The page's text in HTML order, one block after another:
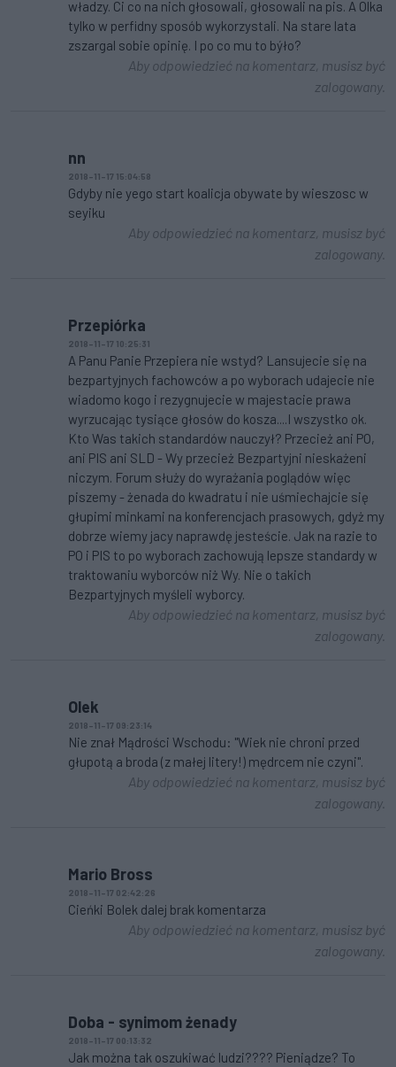
władzy. Ci co na nich głosowali, głosowali na pis. A Olka
tylko w perfidny sposób wykorzystali. Na stare lata
zszargal sobie opinię. I po co mu to býło?
Aby odpowiedzieć na komentarz, musisz być
zalogowany.
nn
2018-11-17 15:04:58
Gdyby nie yego start koalicja obywate by wieszosc w
seyiku
Aby odpowiedzieć na komentarz, musisz być
zalogowany.
Przepiórka
2018-11-17 10:25:31
A Panu Panie Przepiera nie wstyd? Lansujecie się na
bezpartyjnych fachowców a po wyborach udajecie nie
wiadomo kogo i rezygnujecie w majestacie prawa
wyrzucając tysiące głosów do kosza....I wszystko ok.
Kto Was takich standardów nauczył? Przecież ani PO,
ani PIS ani SLD - Wy przecież Bezpartyjni nieskażeni
niczym. Forum służy do wyrażania poglądów więc
piszemy - żenada do kwadratu i nie uśmiechajcie się
głupimi minkami na konferencjach prasowych, gdyż my
dobrze wiemy jacy naprawdę jesteście. Jak na razie to
PO i PIS to po wyborach zachowują lepsze standardy w
traktowaniu wyborców niż Wy. Nie o takich
Bezpartyjnych myśleli wyborcy.
Aby odpowiedzieć na komentarz, musisz być
zalogowany.
Olek
2018-11-17 09:23:14
Nie znał Mądrości Wschodu: "Wiek nie chroni przed
głupotą a broda (z małej litery!) mędrcem nie czyni".
Aby odpowiedzieć na komentarz, musisz być
zalogowany.
Mario Bross
2018-11-17 02:42:26
Cieńki Bolek dalej brak komentarza
Aby odpowiedzieć na komentarz, musisz być
zalogowany.
Doba - synimom żenady
2018-11-17 00:13:32
Jak można tak oszukiwać ludzi???? Pieniądze? To